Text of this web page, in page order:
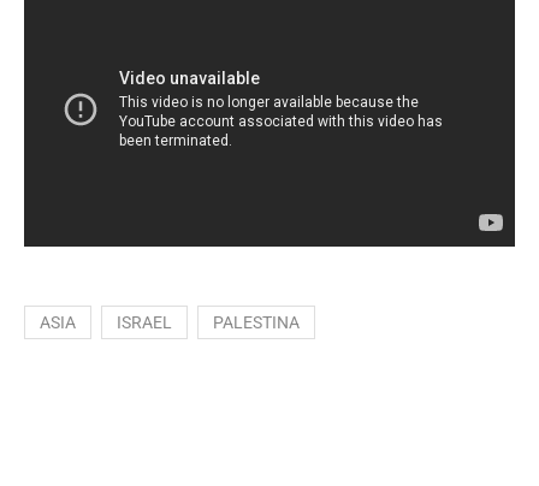
ASIA ISRAEL PALESTINA